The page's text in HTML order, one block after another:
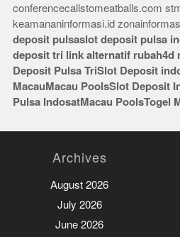
conferencecallstomeatballs.com
keamananinformasi.id
deposit pulsaslot deposit pulsa
deposit tri link alternatif rubah4d
Deposit Pulsa TriSlot Deposit
MacauMacau PoolsSlot Deposit
Pulsa IndosatMacau PoolsTogel
Archives
August 2026
July 2026
June 2026